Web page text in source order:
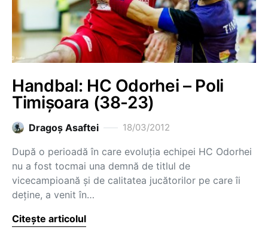
Handbal: HC Odorhei – Poli
Timișoara (38-23)
Dragoş Asaftei 18/03/2012
După o perioadă în care evoluția echipei HC Odorhei
nu a fost tocmai una demnă de titlul de
vicecampioană și de calitatea jucătorilor pe care îi
deține, a venit în…
Citește articolul